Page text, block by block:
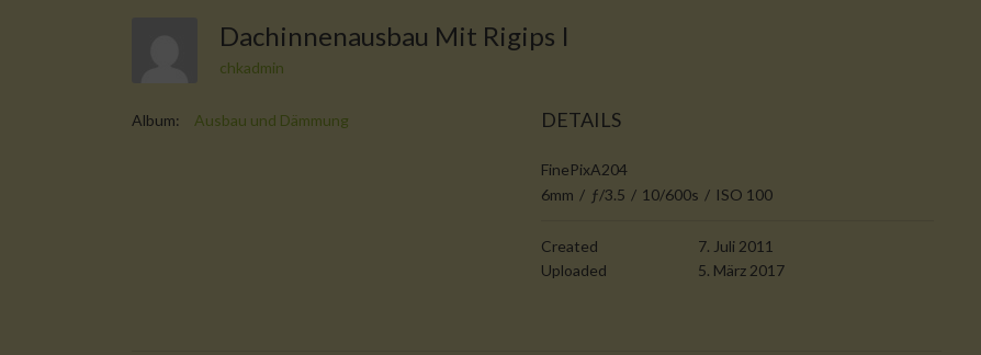
Dachinnenausbau Mit Rigips I
chkadmin
Album: Ausbau und Dämmung DETAILS
FinePixA204
6mm / ƒ/3.5 / 10/600s / ISO 100
Created
7. Juli 2011
Uploaded
5. März 2017